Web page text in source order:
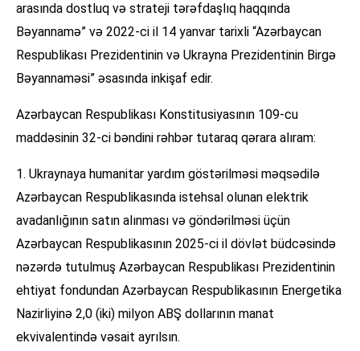
arasında dostluq və strateji tərəfdaşlıq haqqında
Bəyannamə” və 2022-ci il 14 yanvar tarixli “Azərbaycan
Respublikası Prezidentinin və Ukrayna Prezidentinin Birgə
Bəyannaməsi” əsasında inkişaf edir.
Azərbaycan Respublikası Konstitusiyasının 109-cu
maddəsinin 32-ci bəndini rəhbər tutaraq qərara alıram:
1. Ukraynaya humanitar yardım göstərilməsi məqsədilə
Azərbaycan Respublikasında istehsal olunan elektrik
avadanlığının satın alınması və göndərilməsi üçün
Azərbaycan Respublikasının 2025-ci il dövlət büdcəsində
nəzərdə tutulmuş Azərbaycan Respublikası Prezidentinin
ehtiyat fondundan Azərbaycan Respublikasının Energetika
Nazirliyinə 2,0 (iki) milyon ABŞ dollarının manat
ekvivalentində vəsait ayrılsın.